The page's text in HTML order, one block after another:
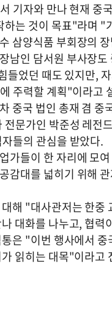
기자와 만나 현재 중
는 것이 목표"라며 "
삼양식품 부회장의
남인 담서원 부사장
들었던 때도 있지만,
주력할 계획"이라고
중국 법인 총재 겸
문가인 박준성 레전
들의 관심을 받았다.
가들이 한 자리에 모
감대를 넓히기 위해
해 "대사관저는 한
대화를 나누고, 협
은 "이번 행사에서
읽히는 대목"이라고